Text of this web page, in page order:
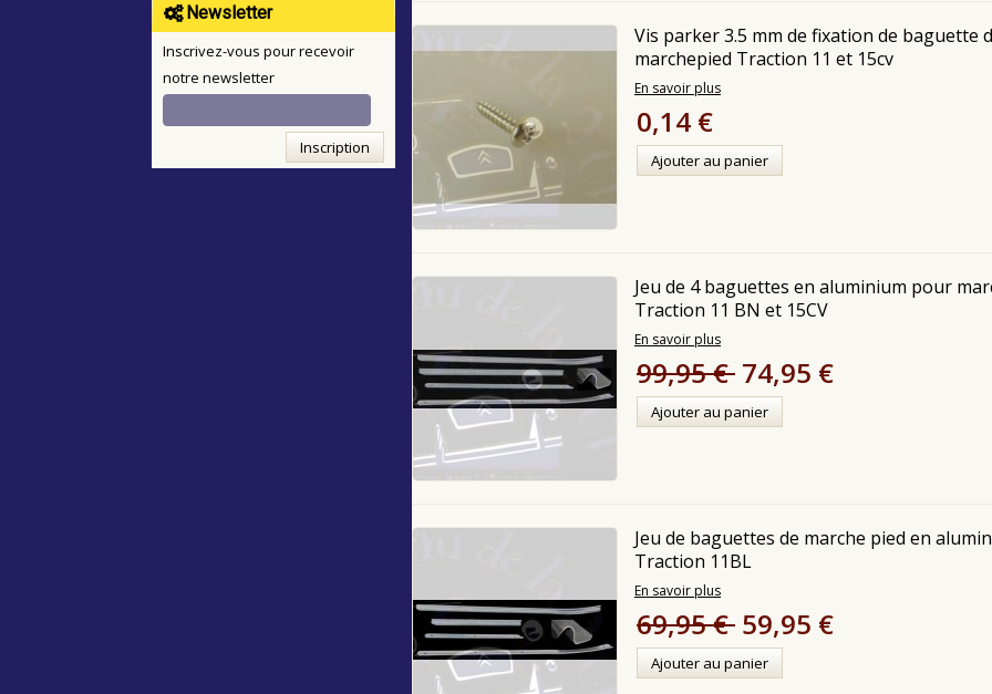
Vis parker 3.5 mm de fixation de baguette
marchepied Traction 11 et 15cv
En savoir plus
0,14 €
Ajouter au panier
Jeu de 4 baguettes en aluminium pour
Traction 11 BN et 15CV
En savoir plus
99,95 € 74,95 €
Ajouter au panier
Jeu de baguettes de marche pied en
Traction 11BL
En savoir plus
69,95 € 59,95 €
Ajouter au panier
Newsletter
Inscrivez-vous pour recevoir
notre newsletter
Inscription